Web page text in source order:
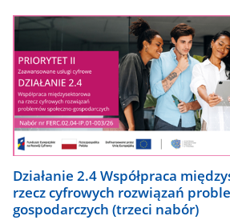
Działanie 2.4 Współpraca
rzecz cyfrowych rozwiązań
gospodarczych (trzeci nabór)